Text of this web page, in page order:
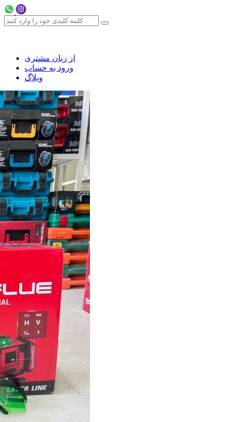
از زبان مشتری
ورود به حساب
وبلاگ